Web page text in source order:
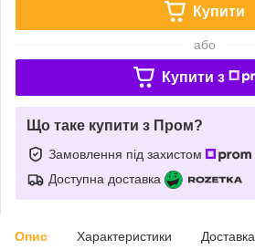
Купити
або
Купити з
Що таке купити з Пром?
Замовлення під захистом
Доступна доставка
Опис Характеристики Доставка